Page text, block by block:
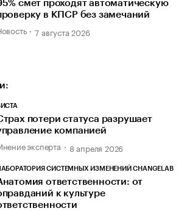
смет проходят автоматическую
в КПСР без замечаний
7 августа 2026
потери статуса разрушает
компанией
эксперта 8 апреля 2026
СИСТЕМНЫХ ИЗМЕНЕНИЙ CHANGELAB
ответственности: от
к культуре